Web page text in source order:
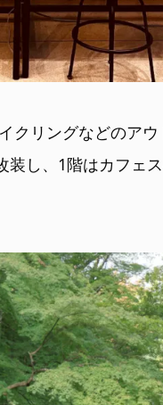
クリングなどのア
し、1階はカフェ